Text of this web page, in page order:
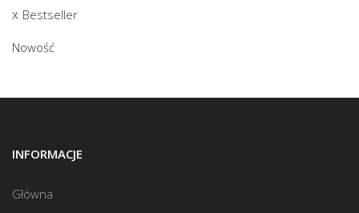
Bestseller
Nowość
INFORMACJE
Główna